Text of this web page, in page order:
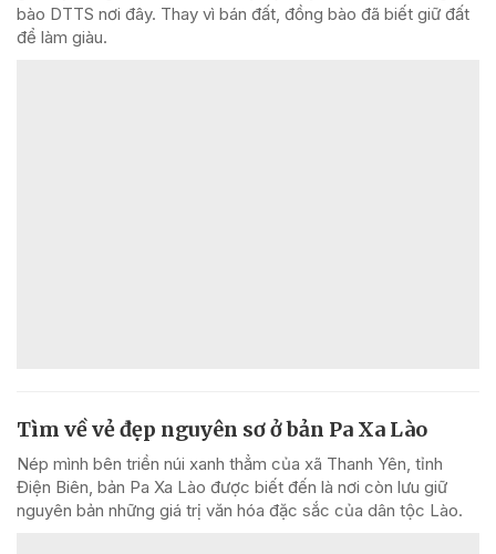
bào DTTS nơi đây. Thay vì bán đất, đồng bào đã biết giữ đất
để làm giàu.
Tìm về vẻ đẹp nguyên sơ ở bản Pa Xa Lào
Nép mình bên triền núi xanh thẳm của xã Thanh Yên, tỉnh
Điện Biên, bản Pa Xa Lào được biết đến là nơi còn lưu giữ
nguyên bản những giá trị văn hóa đặc sắc của dân tộc Lào.